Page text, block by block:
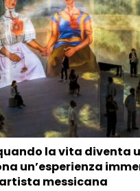
la vita diventa
un’esperienza
messicana